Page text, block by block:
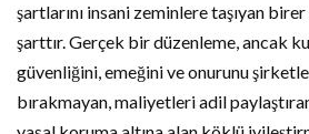
şartlarını insani zeminlere taşıyan
şarttır. Gerçek bir düzenleme, ancak
güvenliğini, emeğini ve onurunu
bırakmayan, maliyetleri adil